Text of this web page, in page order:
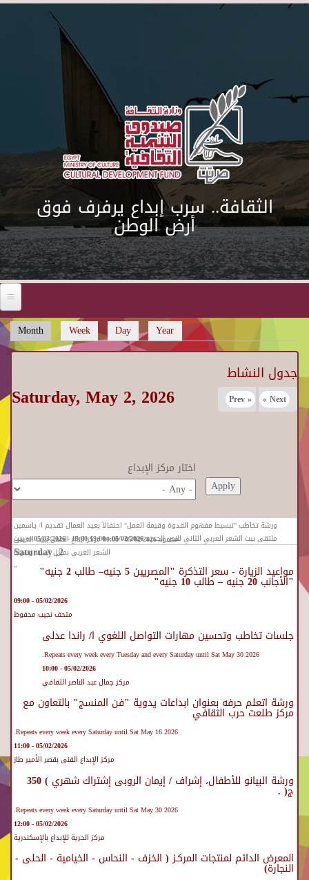
Skip to main content
الثقافة.. سرب إبداع يرفرف فوق
أرض الوطن
Primary tabs
Month (active tab)
Week Day Year
جدول النشاط
Saturday, May 2, 2026 « Prev Next »
اختار مركز الإبداع
ورشة تخاطب "تبسيط مفهوم القدوة وقيمة العمل" احتفالاً بعيد العمال تقديم ا/ ياسمين
محمود05/02/2026 - 00:00 مركز ابداع الطفل ببيت العينى ملتقى بيت الشعر العربي الثاني للنص الجديد05/02/2026 - 19:00
to
05/03/2026 - 19:00 بيت
الشعر العربي بمنزل الست وسيلة
»
مواعيد الزيارة - سعر التذكرة "المصريين 5 جنيه– طالب 2 جنيه"
"الأجانب 20 جنيه – طالب 10 جنيه"
05/02/2026 - 09:00
متحف نجيب محفوظ
جلسات تخاطب وتحسين مهارات التواصل اللغوي ا/ راندا عدلى
Repeats every week every Tuesday and every Saturday until Sat May 30 2026.
05/02/2026 - 10:00
مركز جمال عبد الناصر الثقافي
ورشة اتعلم حرفه بعنوان ابداعات يدوية "فن المنسج" بالتعاون مع
مركز طلعت حرب الثقافي
Repeats every week every Saturday until Sat May 16 2026.
05/02/2026 - 11:00
مركز الإبداع الفنى بقصر الأمير طاز
ورشة البيانو للأطفال، إشراف / إيمان الروبى إشتراك شهري ) 350
ج( .
Repeats every week every Saturday until Sat May 30 2026.
05/02/2026 - 12:00
مركز الحرية للإبداع بالإسكندرية
المعرض الدائم لمنتجات المركـز ( الخزف - النحاس - الخيامية - الحلى -
النجارة)